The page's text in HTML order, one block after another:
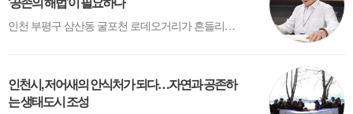
인천 부평구 삼산동 굴포천 로데오거리가 흔들리고 있다. 겉으로는 불법 테라스 단속을 둘러싼 갈등이지만, 그 이면을 들여다보면 훨씬 구조적인 문제가 자리하고 있다. 장사가 예전 같지 않은 상황에서 생존을 위한 선택이 ‘위법’으로 규정되고, 행정은 그 위에 칼날을 들이대고 있다.상인들에게 테라스는 사치가 아니다. 한 명의 ...
인천시, 저어새의 안식처가 되다…자연과 공존하
는 생태도시 조성